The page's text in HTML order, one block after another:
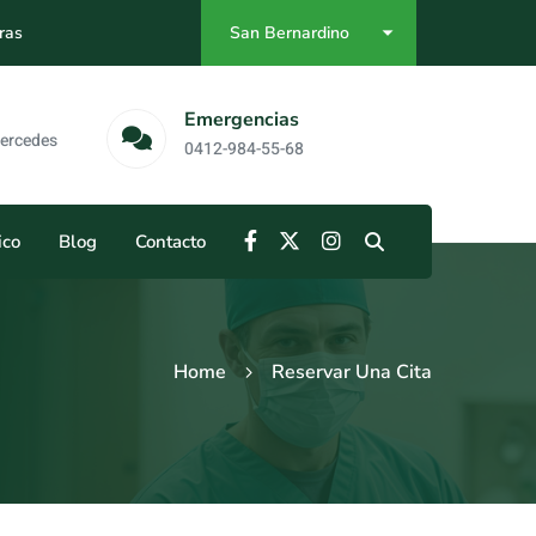
San Bernardino
Emergencias
0412-984-55-68
Blog Contacto
Home Reservar Una Cita